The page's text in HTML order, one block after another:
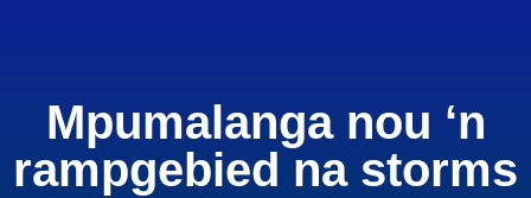
Mpumalanga nou ‘n
rampgebied na storms